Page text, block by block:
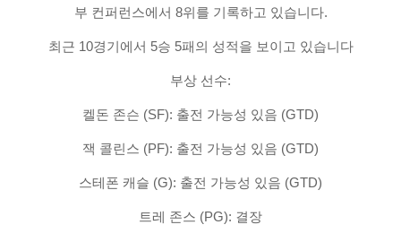
부 컨퍼런스에서 8위를 기록하고 있습니다.
최근 10경기에서 5승 5패의 성적을 보이고 있습니다
부상 선수:
켈돈 존슨 (SF): 출전 가능성 있음 (GTD)
잭 콜린스 (PF): 출전 가능성 있음 (GTD)
스테폰 캐슬 (G): 출전 가능성 있음 (GTD)
트레 존스 (PG): 결장